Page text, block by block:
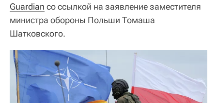
Guardian со ссылкой на заявление заместителя
министра обороны Польши Томаша
Шатковского.